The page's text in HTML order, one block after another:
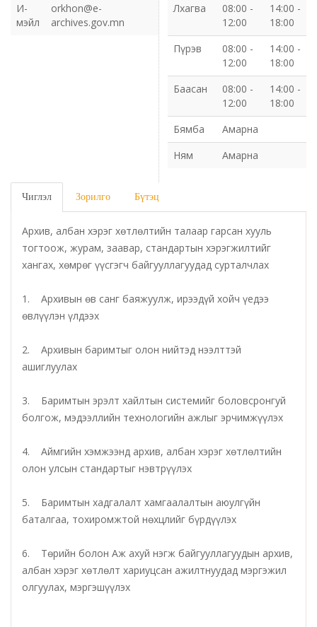
Нийгмийн даатгалын газар
Орон нутгийн Өмчийн газар
Орхон аймаг дахь Гаалийн газар
Орхон аймгийн Байгаль орчны газар
Санхүүгийн хяналт, дотоод аудитын газар
Стандарт, хэмжил зүйн хэлтэс
Татварын газар
Улсын бүртгэлийн хэлтэс
Хүүхэд, гэр бүлийн хөгжил, хамгааллын газар
Хөдөлмөр, халамжийн үйлчилгээний газар
Цагдаагийн газар
Шүүхийн шийдвэр гүйцэтгэх газар-437 дугаар
нээлттэй хорих анги
И-
мэйл
orkhon@e-
archives.gov.mn
Лхагва
08:00 -
12:00
14:00 -
18:00
Пүрэв
08:00 -
12:00
14:00 -
18:00
Баасан
08:00 -
12:00
14:00 -
18:00
Бямба
Амарна
Ням
Амарна
Чиглэл Зорилго Бүтэц
Архив, албан хэрэг хөтлөлтийн талаар гарсан хууль
тогтоож, журам, заавар, стандартын хэрэгжилтийг
хангах, хөмрөг үүсгэгч байгууллагуудад сурталчлах
1. Архивын өв санг баяжуулж, ирээдүй хойч үедээ
өвлүүлэн үлдээх
2. Архивын баримтыг олон нийтэд нээлттэй
ашиглуулах
3. Баримтын эрэлт хайлтын системийг боловсронгуй
болгож, мэдээллийн технологийн ажлыг эрчимжүүлэх
4. Аймгийн хэмжээнд архив, албан хэрэг хөтлөлтийн
олон улсын стандартыг нэвтрүүлэх
5. Баримтын хадгалалт хамгаалалтын аюулгүйн
баталгаа, тохиромжтой нөхцлийг бүрдүүлэх
6. Төрийн болон Аж ахуй нэгж байгууллагуудын архив,
албан хэрэг хөтлөлт хариуцсан ажилтнуудад мэргэжил
олгуулах, мэргэшүүлэх